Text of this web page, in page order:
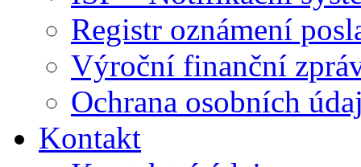
Registr oznámení
Výroční finanční
Ochrana osobních
Kontakt